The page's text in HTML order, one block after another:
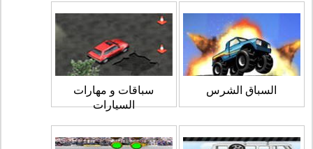
السباق الشرس
سباقات و مهارات
السيارات